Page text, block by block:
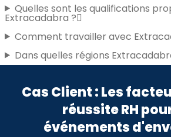
Quelles sont les qualifications
Extracadabra ?
Comment travailler avec
Dans quelles régions
Cas Client : Les
réussite RH
événements